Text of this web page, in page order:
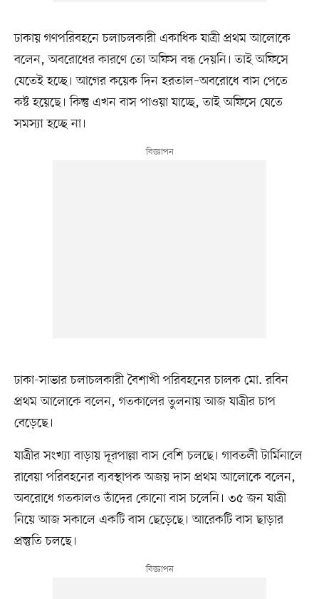
ঢাকায় গণপরিবহনে চলাচলকারী একাধিক যাত্রী প্রথম আলোকে
বলেন, অবরোধের কারণে তো অফিস বন্ধ দেয়নি। তাই অফিসে
যেতেই হচ্ছে। আগের কয়েক দিন হরতাল–অবরোধে বাস পেতে
কষ্ট হয়েছে। কিন্তু এখন বাস পাওয়া যাচ্ছে, তাই অফিসে যেতে
সমস্যা হচ্ছে না।
ঢাকা-সাভার চলাচলকারী বৈশাখী পরিবহনের চালক মো. রবিন
প্রথম আলোকে বলেন, গতকালের তুলনায় আজ যাত্রীর চাপ
বেড়েছে।
যাত্রীর সংখ্যা বাড়ায় দূরপাল্লা বাস বেশি চলছে। গাবতলী টার্মিনালে
রাবেয়া পরিবহনের ব্যবস্থাপক অজয় দাস প্রথম আলোকে বলেন,
অবরোধে গতকালও তাঁদের কোনো বাস চলেনি। ৩৫ জন যাত্রী
নিয়ে আজ সকালে একটি বাস ছেড়েছে। আরেকটি বাস ছাড়ার
প্রস্তুতি চলছে।